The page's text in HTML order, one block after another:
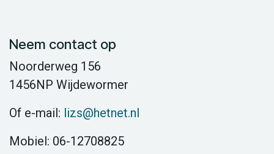
Neem contact op
Noorderweg 156
1456NP Wijdewormer
Of e-mail: lizs@hetnet.nl
Mobiel: 06-12708825